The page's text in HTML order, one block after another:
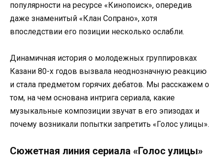
популярности на ресурсе «Кинопоиск», опередив
даже знаменитый «Клан Сопрано», хотя
впоследствии его позиции несколько ослабли.
Динамичная история о молодежных группировках
Казани 80-х годов вызвала неоднозначную реакцию
и стала предметом горячих дебатов. Мы расскажем о
том, на чем основана интрига сериала, какие
музыкальные композиции звучат в его эпизодах и
почему возникали попытки запретить «Голос улицы».
Сюжетная линия сериала «Голос улицы»